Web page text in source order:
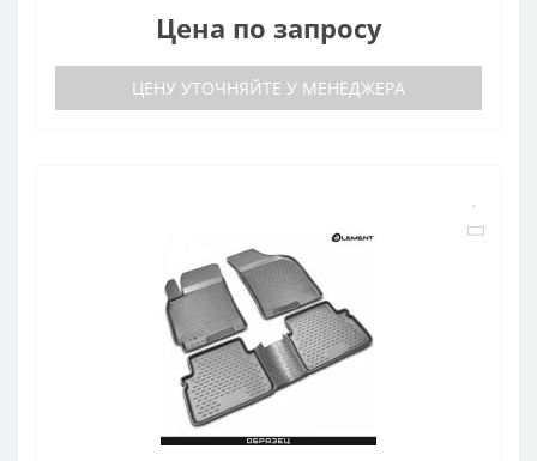
Цена по запросу
ЦЕНУ УТОЧНЯЙТЕ У МЕНЕДЖЕРА